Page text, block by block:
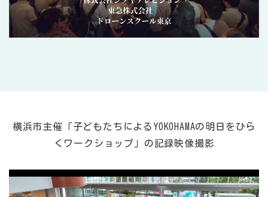
横浜市主催「子どもたちによるYOKOHAMAの明日をひら
くワークショップ」の記録映像撮影